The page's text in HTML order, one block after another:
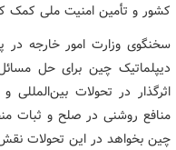
کشور و تأمین امنیت ملی کمک
سخنگوی وزارت امور خارجه در
دیپلماتیک چین برای حل
اثرگذار در تحولات
منافع روشنی در صلح و ثبات
چین بخواهد در این تحولات نقش